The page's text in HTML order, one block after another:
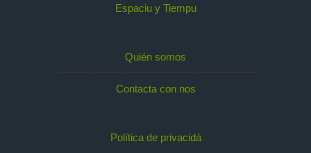
Espaciu y Tiempu
Quién somos
Contacta con nos
Política de privacidá